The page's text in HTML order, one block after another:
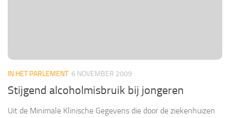
IN HET PARLEMENT 6 NOVEMBER 2009
Stijgend alcoholmisbruik bij jongeren
Uit de Minimale Klinische Gegevens die door de ziekenhuizen